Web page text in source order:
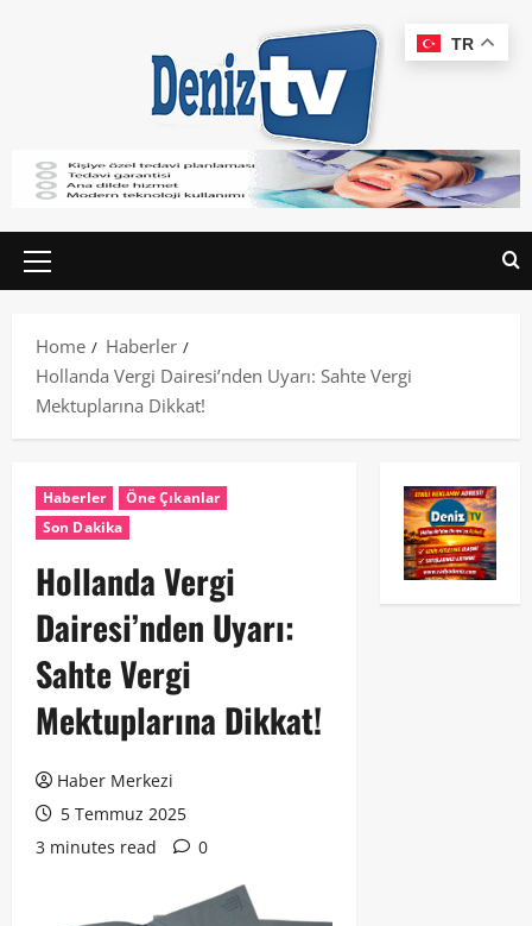
Home
Haberler
Hollanda Vergi Dairesi’nden Uyarı: Sahte Vergi
Mektuplarına Dikkat!
Haberler
Öne Çıkanlar
Son Dakika
Hollanda Vergi
Dairesi’nden Uyarı:
Sahte Vergi
Mektuplarına Dikkat!
Haber Merkezi
5 Temmuz 2025
3 minutes read
0
TR